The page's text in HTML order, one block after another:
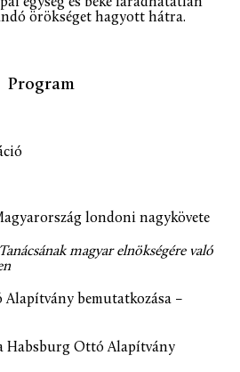
örökséget hagyott hátra.
Program
londoni nagykövete
magyar elnökségére való
Alapítvány bemutatkozása –
Habsburg Ottó Alapítvány